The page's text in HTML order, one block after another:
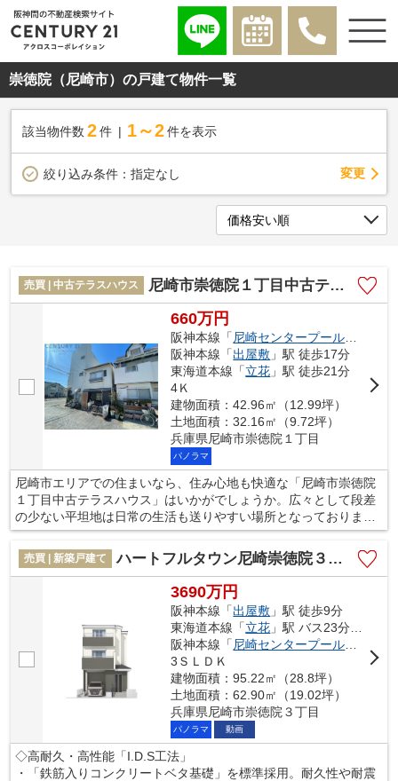
崇徳院（尼崎市）の戸建て物件一覧
該当物件数 2件 1～2 件を表示
絞り込み条件： 指定なし 変更
売買 | 中古テラスハウス 尼崎市崇徳院１丁目中古テラスハウス
660万円
阪神本線「 尼崎センタープール前
阪神本線「出屋敷 」駅 徒歩17分
東海道本線「立花 」駅 徒歩21分
4Ｋ
建物面積：42.96㎡（12.99坪）
土地面積：32.16㎡（9.72坪）
兵庫県尼崎市崇徳院１丁目
パノラマ
尼崎市エリアでの住まいなら、住み心地も快適な「尼崎市崇徳院
１丁目中古テラスハウス」はいかがでしょうか。広々として段差
の少ない平坦地は日常の生活も送りやすい場所となっておりま
す。とても綺麗で、開放的な4Kの間取りが魅力の物件はこちらで
す。和室でイグサの香りに包まれながら、落ち着いた時間を過ご
してみてはいかがでしょうか。尼崎市に特化した当社には、不動
産情報はもちろんのこと、地域情報にも詳しいスタッフが在籍し
ております。きっと不動産探しの強い味方となるでしょう。
売買 | 新築戸建て ハートフルタウン尼崎崇徳院３丁目
3690万円
阪神本線「出屋敷 」駅 徒歩9分
東海道本線「立花 」駅 バス23分 「蓬川公園」 停歩1分
阪神本線「 尼崎センタープール前
3ＳＬＤＫ
建物面積：95.22㎡（28.8坪）
土地面積：62.90㎡（19.02坪）
兵庫県尼崎市崇徳院３丁目
パノラマ 動画
◇高耐久・高性能「I.D.S工法」
・「鉄筋入りコンクリートベタ基礎」を標準採用。耐久性や耐震